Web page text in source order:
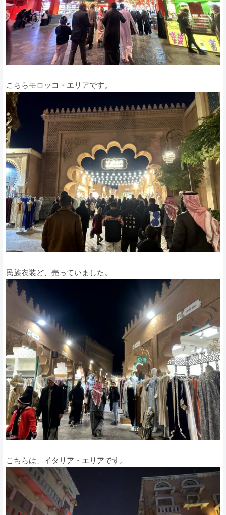
こちらモロッコ・エリアです。
民族衣装ど、売っていました。
こちらは、イタリア・エリアです。